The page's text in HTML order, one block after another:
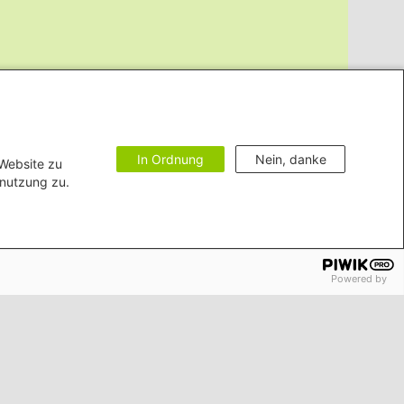
zu
zu.
In Ordnung Nein, danke
Powered by